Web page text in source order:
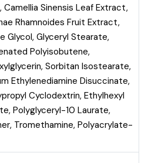
Sinensis Leaf Extract,
Rhamnoides Fruit Extract,
Glycol, Glyceryl Stearate,
Polyisobutene,
Sorbitan Isostearate,
Ethylenediamine Disuccinate,
Cyclodextrin, Ethylhexyl
Polyglyceryl-10 Laurate,
Tromethamine, Polyacrylate-